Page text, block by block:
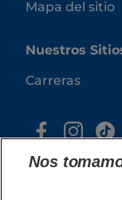
Mapa del sitio
Nuestros
Carreras
Nos